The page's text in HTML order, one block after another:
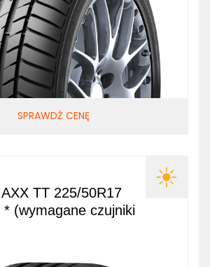
SPRAWDŹ CENĘ
TT 225/50R17
(wymagane czujniki